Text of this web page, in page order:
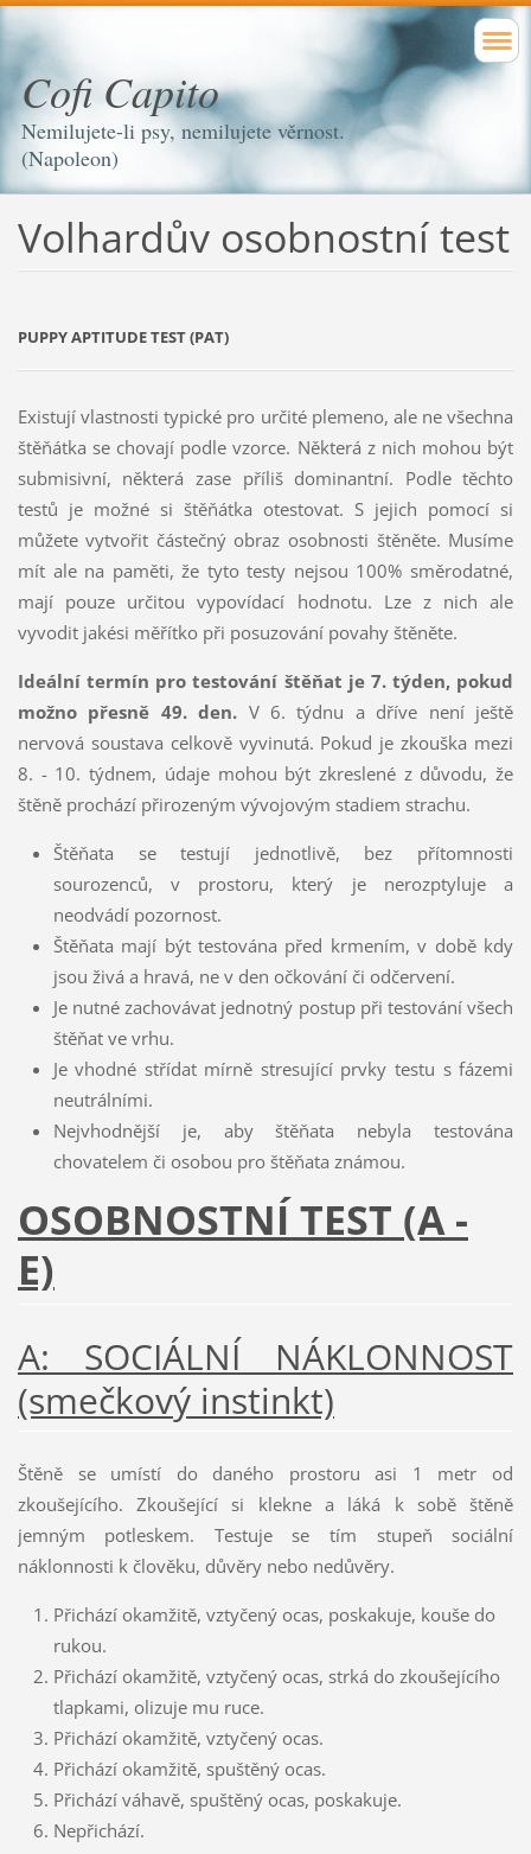
Cofi Capito
Nemilujete-li psy, nemilujete věrnost.
(Napoleon)
Volhardův osobnostní test
PUPPY APTITUDE TEST (PAT)
Existují vlastnosti typické pro určité plemeno, ale ne všechna
štěňátka se chovají podle vzorce. Některá z nich mohou být
submisivní, některá zase příliš dominantní. Podle těchto
testů je možné si štěňátka otestovat. S jejich pomocí si
můžete vytvořit částečný obraz osobnosti štěněte. Musíme
mít ale na paměti, že tyto testy nejsou 100% směrodatné,
mají pouze určitou vypovídací hodnotu. Lze z nich ale
vyvodit jakési měřítko při posuzování povahy štěněte.
Ideální termín pro testování štěňat je 7. týden, pokud
možno přesně 49. den. V 6. týdnu a dříve není ještě
nervová soustava celkově vyvinutá. Pokud je zkouška mezi
8. - 10. týdnem, údaje mohou být zkreslené z důvodu, že
štěně prochází přirozeným vývojovým stadiem strachu.
Štěňata se testují jednotlivě, bez přítomnosti
sourozenců, v prostoru, který je nerozptyluje a
neodvádí pozornost.
Štěňata mají být testována před krmením, v době kdy
jsou živá a hravá, ne v den očkování či odčervení.
Je nutné zachovávat jednotný postup při testování všech
štěňat ve vrhu.
Je vhodné střídat mírně stresující prvky testu s fázemi
neutrálními.
Nejvhodnější je, aby štěňata nebyla testována
chovatelem či osobou pro štěňata známou.
OSOBNOSTNÍ TEST (A -
E)
A: SOCIÁLNÍ NÁKLONNOST
(smečkový instinkt)
Štěně se umístí do daného prostoru asi 1 metr od
zkoušejícího. Zkoušející si klekne a láká k sobě štěně
jemným potleskem. Testuje se tím stupeň sociální
náklonnosti k člověku, důvěry nebo nedůvěry.
Přichází okamžitě, vztyčený ocas, poskakuje, kouše do
rukou.
Přichází okamžitě, vztyčený ocas, strká do zkoušejícího
tlapkami, olizuje mu ruce.
Přichází okamžitě, vztyčený ocas.
Přichází okamžitě, spuštěný ocas.
Přichází váhavě, spuštěný ocas, poskakuje.
Nepřichází.